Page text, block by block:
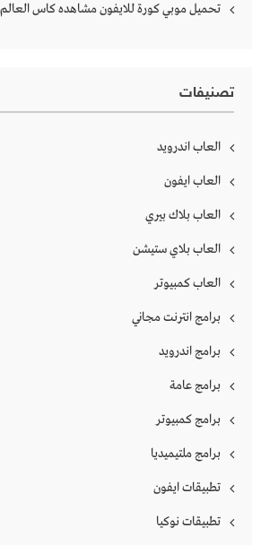
تحميل موبي كورة للايفون مشاهده كاس العالم 2026 بالعربي
تصنيفات
العاب اندرويد
العاب ايفون
العاب بلاك بيري
العاب بلاي ستيشن
العاب كمبيوتر
برامج انترنت مجاني
برامج اندرويد
برامج عامة
برامج كمبيوتر
برامج ملتيميديا
تطبيقات ايفون
تطبيقات نوكيا